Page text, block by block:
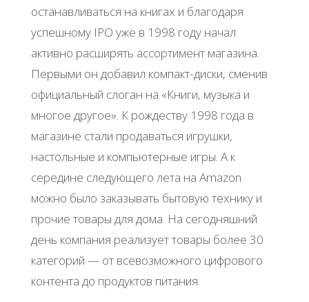
останавливаться на книгах и благодаря
успешному IPO уже в 1998 году начал
активно расширять ассортимент магазина.
Первыми он добавил компакт-диски, сменив
официальный слоган на «Книги, музыка и
многое другое». К рождеству 1998 года в
магазине стали продаваться игрушки,
настольные и компьютерные игры. А к
середине следующего лета на Amazon
можно было заказывать бытовую технику и
прочие товары для дома. На сегодняшний
день компания реализует товары более 30
категорий — от всевозможного цифрового
контента до продуктов питания.